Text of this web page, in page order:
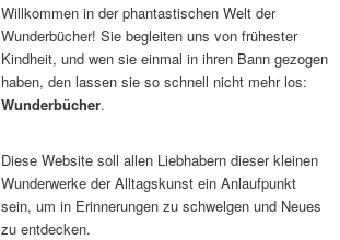
Willkommen in der phantastischen Welt der
Wunderbücher! Sie begleiten uns von frühester
Kindheit, und wen sie einmal in ihren Bann gezogen
haben, den lassen sie so schnell nicht mehr los:
Wunderbücher.
Diese Website soll allen Liebhabern dieser kleinen
Wunderwerke der Alltagskunst ein Anlaufpunkt
sein, um in Erinnerungen zu schwelgen und Neues
zu entdecken.